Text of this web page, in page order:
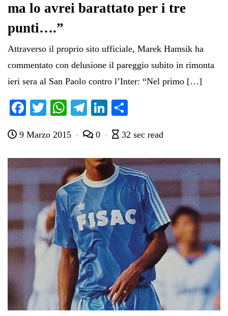
ma lo avrei barattato per i tre
punti….”
Attraverso il proprio sito ufficiale, Marek Hamsik ha
commentato con delusione il pareggio subito in rimonta
ieri sera al San Paolo contro l’Inter: “Nel primo […]
Fa
bo
ok
T
tte
r
W
ts
A
pp
Te
gr
a
m
Li
ed
In
di
vi
di
9 Marzo 2015 0 32 sec read